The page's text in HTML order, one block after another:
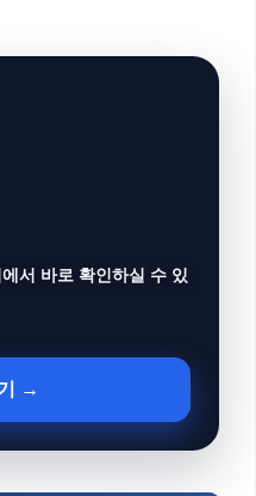
서 바로 확인하실 수 있
→